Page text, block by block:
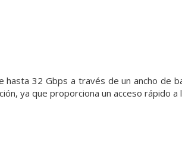
32 Gbps a través de un ancho de
ya que proporciona un acceso rápido a